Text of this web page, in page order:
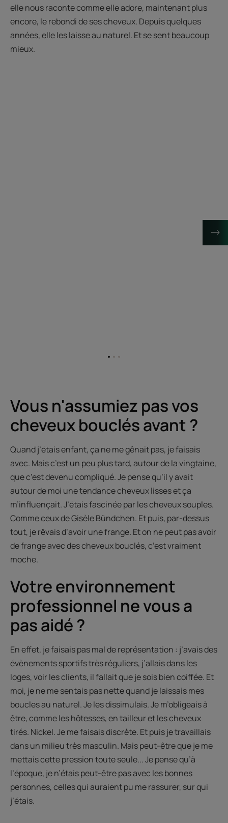
elle nous raconte comme elle adore, maintenant plus
encore, le rebondi de ses cheveux. Depuis quelques
années, elle les laisse au naturel. Et se sent beaucoup
mieux.
AllerAllerAller
Vous n'assumiez pas vos
cheveux bouclés avant ?
Quand j’étais enfant, ça ne me gênait pas, je faisais
avec. Mais c’est un peu plus tard, autour de la vingtaine,
que c’est devenu compliqué. Je pense qu’il y avait
autour de moi une tendance cheveux lisses et ça
m’influençait. J’étais fascinée par les cheveux souples.
Comme ceux de Gisèle Bündchen. Et puis, par-dessus
tout, je rêvais d’avoir une frange. Et on ne peut pas avoir
de frange avec des cheveux bouclés, c’est vraiment
moche.
Votre environnement
professionnel ne vous a
pas aidé ?
En effet, je faisais pas mal de représentation : j’avais des
évènements sportifs très réguliers, j’allais dans les
loges, voir les clients, il fallait que je sois bien coiffée. Et
moi, je ne me sentais pas nette quand je laissais mes
boucles au naturel. Je les dissimulais. Je m’obligeais à
être, comme les hôtesses, en tailleur et les cheveux
tirés. Nickel. Je me faisais discrète. Et puis je travaillais
dans un milieu très masculin. Mais peut-être que je me
mettais cette pression toute seule... Je pense qu’à
l’époque, je n’étais peut-être pas avec les bonnes
personnes, celles qui auraient pu me rassurer, sur qui
j’étais.